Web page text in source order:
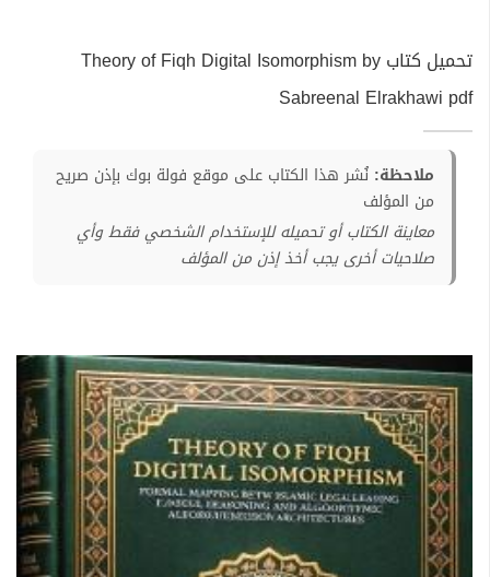
تحميل كتاب Theory of Fiqh Digital Isomorphism by
Sabreenal Elrakhawi pdf
ملاحظة: نُشر هذا الكتاب على موقع فولة بوك بإذن صريح
من المؤلف
معاينة الكتاب أو تحميله للإستخدام الشخصي فقط وأي
صلاحيات أخرى يجب أخذ إذن من المؤلف